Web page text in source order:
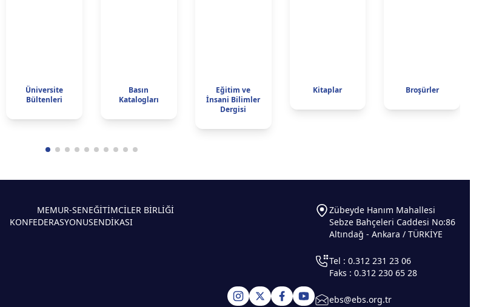
Üniversite
Bültenleri
Basın
Katalogları
Eğitim ve
İnsani Bilimler
Dergisi
Kitaplar Broşürler
MEMUR-SEN
KONFEDERASYONU
EĞİTİMCİLER BİRLİĞİ
SENDİKASI
Zübeyde Hanım Mahallesi
Sebze Bahçeleri Caddesi No:86
Altındağ - Ankara / TÜRKİYE
Tel : 0.312 231 23 06
Faks : 0.312 230 65 28
ebs@ebs.org.tr